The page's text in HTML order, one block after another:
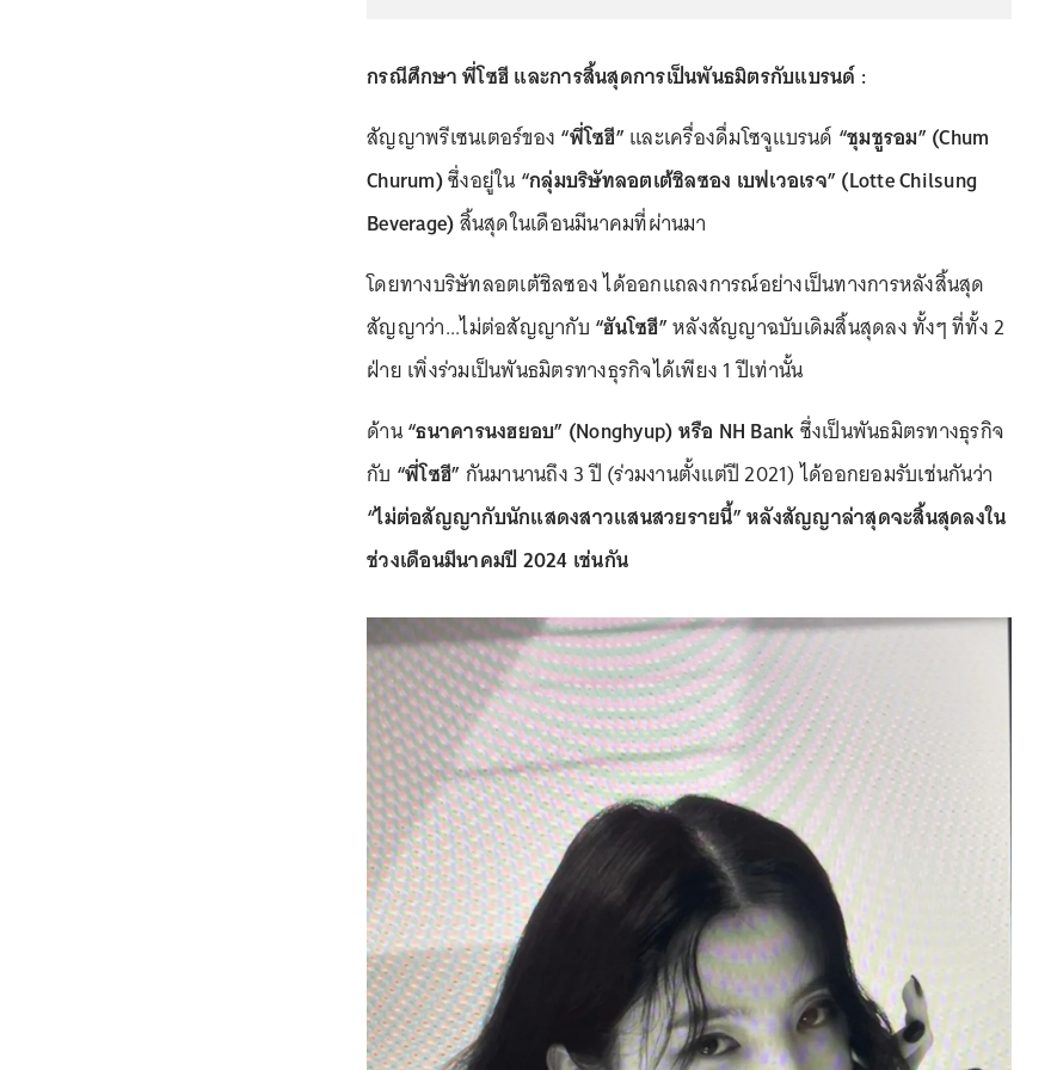
กรณีศึกษา พี่โซฮี และการสิ้นสุดการเป็นพันธมิตรกับแบรนด์ :
สัญญาพรีเซนเตอร์ของ “พี่โซฮี” และเครื่องดื่มโซจูแบรนด์ “ชุมชูรอม” (Chum
Churum)ซึ่งอยู่ใน “กลุ่มบริษัทลอตเต้ชิลซอง เบฟเวอเรจ” (Lotte Chilsung
Beverage)สิ้นสุดในเดือนมีนาคมที่ผ่านมา
โดยทางบริษัทลอตเต้ชิลซอง ได้ออกแถลงการณ์อย่างเป็นทางการหลังสิ้นสุด
สัญญาว่า...ไม่ต่อสัญญากับ “ฮันโซฮี”หลังสัญญาฉบับเดิมสิ้นสุดลง ทั้งๆ ที่ทั้ง 2
ฝ่าย เพิ่งร่วมเป็นพันธมิตรทางธุรกิจได้เพียง 1 ปีเท่านั้น
ด้าน“ธนาคารนงฮยอบ” (Nonghyup) หรือ NH Bankซึ่งเป็นพันธมิตรทางธุรกิจ
กับ “พี่โซฮี” กันมานานถึง 3 ปี (ร่วมงานตั้งแต่ปี 2021) ได้ออกยอมรับเช่นกันว่า
“ไม่ต่อสัญญากับนักแสดงสาวแสนสวยรายนี้” หลังสัญญาล่าสุดจะสิ้นสุดลงใน
ช่วงเดือนมีนาคมปี 2024 เช่นกัน